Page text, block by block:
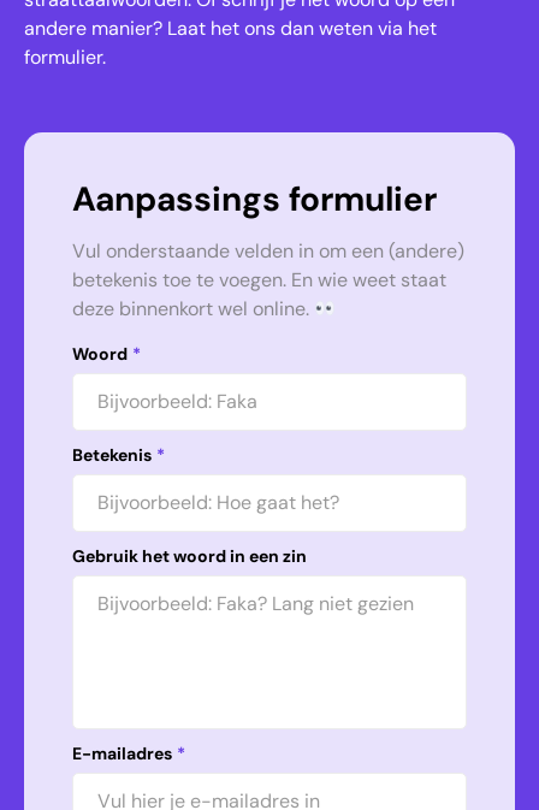
andere manier? Laat het ons dan weten via het
formulier.
Aanpassings formulier
Vul onderstaande velden in om een (andere)
betekenis toe te voegen. En wie weet staat
deze binnenkort wel online.
Woord *
Betekenis *
Gebruik het woord in een zin
E-mailadres *